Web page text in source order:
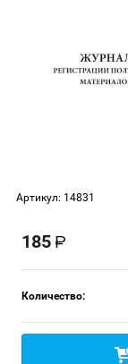
Артикул: 14831
185
Количество: